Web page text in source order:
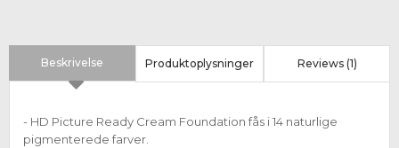
Beskrivelse Produktoplysninger Reviews (1)
- HD Picture Ready Cream Foundation fås i 14 naturlige
pigmenterede farver.